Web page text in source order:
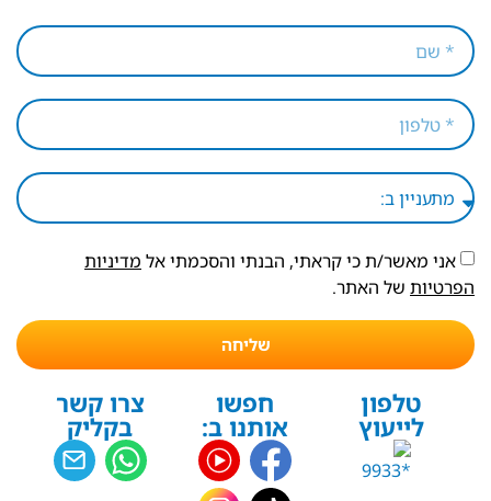
אני מאשר/ת כי קראתי, הבנתי והסכמתי אל מדיניות
הפרטיות של האתר.
שליחה
טלפון
לייעוץ
חפשו
אותנו ב:
צרו קשר
בקליק